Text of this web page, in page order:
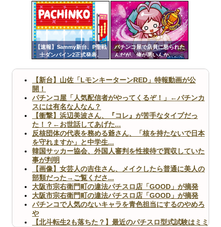
Powered by livedoor 相互RSS
うと思う
【速報】Sammy新台、P聖戦
士ダンバイン2正式発表。
パチンコ屋で店員に怒られた
んだが、俺が悪いんか、、、
定リ
ンク
自動
更新
ツー
【新台】山佐「LモンキーターンRED」特報動画が公
開！
パチンコ屋「人気配信者がやってくるぞ！」←パチンカ
スには有名な人なん？
【衝撃】浜辺美波さん、『コレ』が苦手なタイプだっ
た！？←お世話してあげた...
反核団体の代表を務める爺さん、「核を持たないで日本
を守れますか」と中学生...
韓国サッカー協会、外国人審判を性接待で買収していた
事が判明
【画像】女芸人の吉住さん、メイクしたら普通に美人の
部類だった→ご覧くださ...
大阪市宗右衛門町の違法パチスロ店「GOOD」が摘発
大阪市宗右衛門町の違法パチスロ店「GOOD」が摘発
パチンコで人気のないキャラを青色担当にするのやめろ
や
【北斗転生2も落ちた？】最近のパチスロ型式試験はミミ